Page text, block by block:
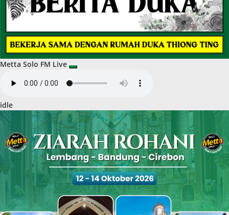
Metta Solo FM Live
idle